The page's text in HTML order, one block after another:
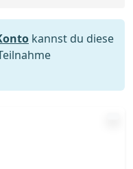
kannst du diese